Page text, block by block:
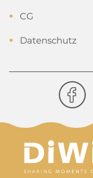
CG
Datenschutz